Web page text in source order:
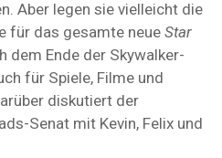
Aber legen sie vielleicht die
für das gesamte neueStar
dem Ende der Skywalker-
für Spiele, Filme und
diskutiert der
Senat mit Kevin, Felix und